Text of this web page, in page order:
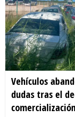
Vehículos
dudas tras el
comercialización